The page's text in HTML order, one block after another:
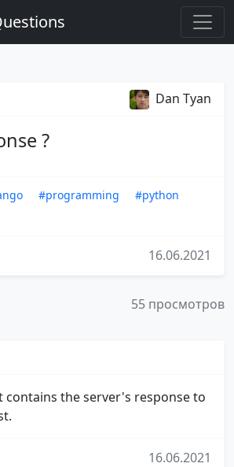
Dan Tyan
?
#programming
#python
16.06.2021
55 просмотров
contains the server's response to
16.06.2021